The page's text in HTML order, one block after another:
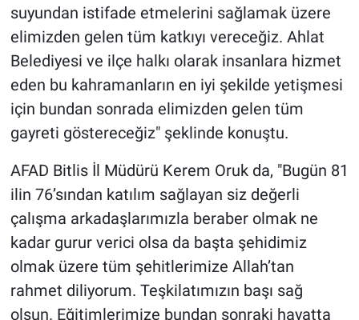
suyundan istifade etmelerini sağlamak üzere
elimizden gelen tüm katkıyı vereceğiz. Ahlat
Belediyesi ve ilçe halkı olarak insanlara hizmet
eden bu kahramanların en iyi şekilde yetişmesi
için bundan sonrada elimizden gelen tüm
gayreti göstereceğiz" şeklinde konuştu.
AFAD Bitlis İl Müdürü Kerem Oruk da, "Bugün 81
ilin 76’sından katılım sağlayan siz değerli
çalışma arkadaşlarımızla beraber olmak ne
kadar gurur verici olsa da başta şehidimiz
olmak üzere tüm şehitlerimize Allah’tan
rahmet diliyorum. Teşkilatımızın başı sağ
olsun. Eğitimlerimize bundan sonraki hayatta